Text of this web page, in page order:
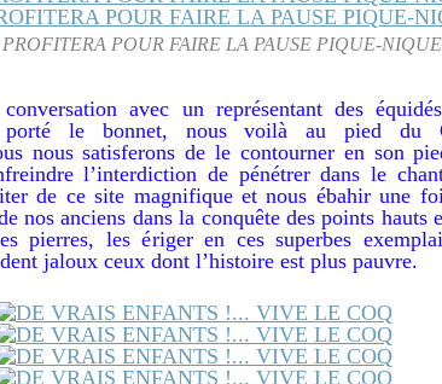
POUR FAIRE LA PAUSE PIQUE-
avec un représentant des
porté le bonnet, nous voilà au pied du
nous satisferons de le contourner en son
l’interdiction de pénétrer dans le
de ce site magnifique et nous ébahir une
nos anciens dans la conquête des points hauts
pierres, les ériger en ces superbes
jaloux ceux dont l’histoire est plus pauvre.